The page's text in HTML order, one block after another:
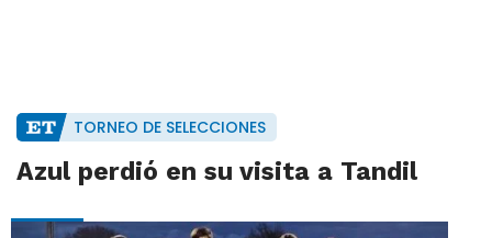
TORNEO DE SELECCIONES
Azul perdió en su visita a Tandil